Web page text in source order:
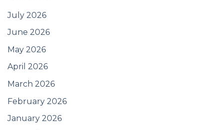
July 2026
June 2026
May 2026
April 2026
March 2026
February 2026
January 2026